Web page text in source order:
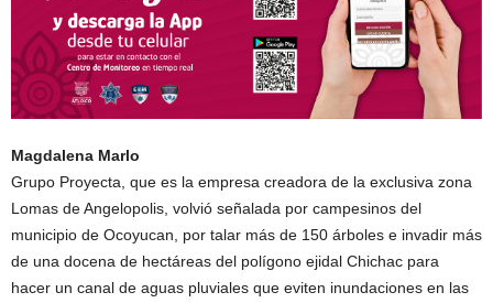
Magdalena Marlo
Grupo Proyecta, que es la empresa creadora de la exclusiva zona
Lomas de Angelopolis, volvió señalada por campesinos del
municipio de Ocoyucan, por talar más de 150 árboles e invadir más
de una docena de hectáreas del polígono ejidal Chichac para
hacer un canal de aguas pluviales que eviten inundaciones en las